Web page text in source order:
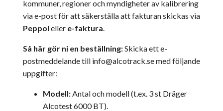
kommuner, regioner och myndigheter av kalibrering
via e-post för att säkerställa att fakturan skickas via
Peppol eller e-faktura.
Så här gör ni en beställning:Skicka ett e-
postmeddelande till info@alcotrack.semed följande
uppgifter:
Modell:Antal och modell (t.ex. 3 st Dräger
Alcotest 6000 BT).